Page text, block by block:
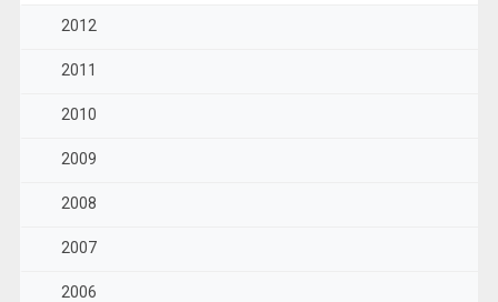
2012
2011
2010
2009
2008
2007
2006